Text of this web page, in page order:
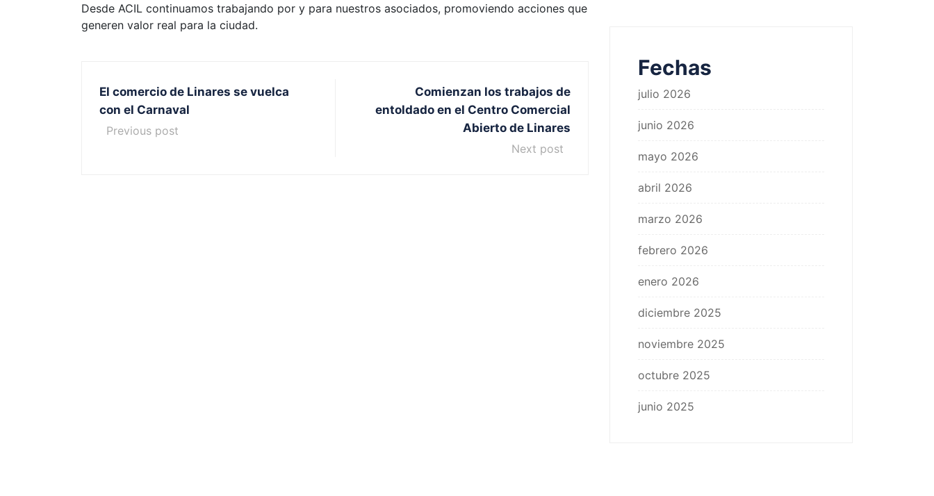
Desde ACIL continuamos trabajando por y para nuestros asociados, promoviendo acciones que
generen valor real para la ciudad.
El comercio de Linares se vuelca
con el Carnaval
Previous post
Comienzan los trabajos de
entoldado en el Centro Comercial
Abierto de Linares
Next post
Fechas
julio 2026
junio 2026
mayo 2026
abril 2026
marzo 2026
febrero 2026
enero 2026
diciembre 2025
noviembre 2025
octubre 2025
junio 2025